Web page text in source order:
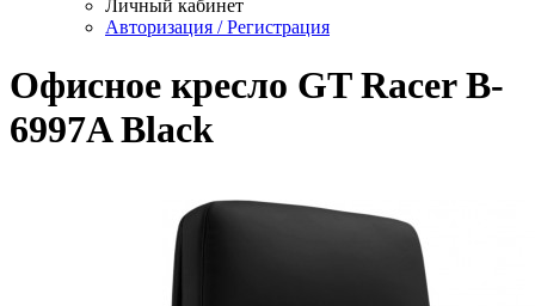
Личный кабинет
Авторизация / Регистрация
Офисное кресло GT Racer B-
6997A Black